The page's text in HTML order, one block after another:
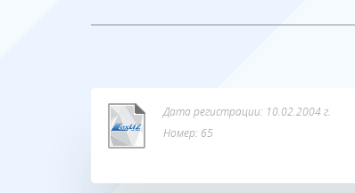
Дата регистрации: 10.02.2004 г.
Номер: 65